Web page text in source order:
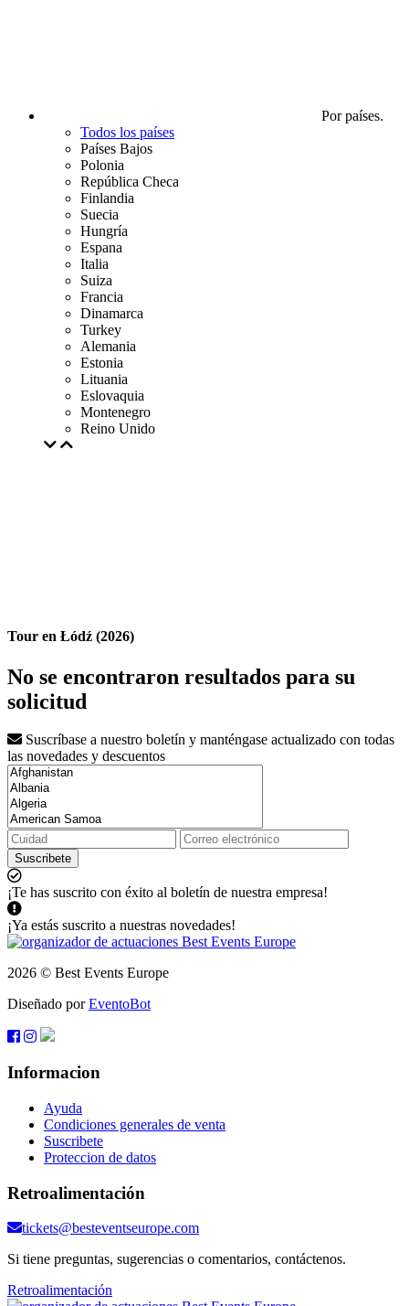
Por países.
Todos los países
Países Bajos
Polonia
República Checa
Finlandia
Suecia
Hungría
Espana
Italia
Suiza
Francia
Dinamarca
Turkey
Alemania
Estonia
Lituania
Eslovaquia
Montenegro
Reino Unido
Tour en Łódź (2026)
No se encontraron resultados para su
solicitud
Suscríbase a nuestro boletín y manténgase actualizado con todas
las novedades y descuentos
Suscribete
¡Te has suscrito con éxito al boletín de nuestra empresa!
¡Ya estás suscrito a nuestras novedades!
2026 © Best Events Europe
Diseñado porEventoBot
Informacion
Ayuda
Condiciones generales de venta
Suscribete
Proteccion de datos
Retroalimentación
tickets@besteventseurope.com
Si tiene preguntas, sugerencias o comentarios, contáctenos.
Retroalimentación